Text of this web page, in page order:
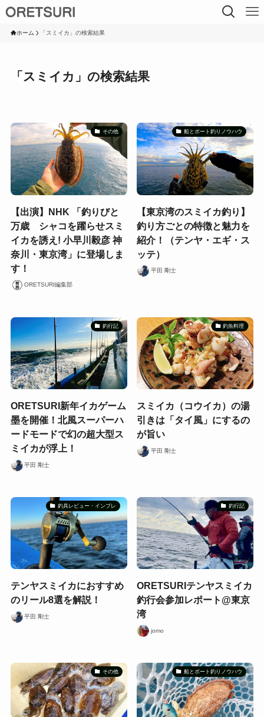
ホーム 「スミイカ」の検索結果
「スミイカ」の検索結果
その他
【出演】NHK 「釣りびと
万歳 シャコを躍らせスミ
イカを誘え! 小早川毅彦 神
奈川・東京湾」に登場しま
す！
ORETSURI編集部
船とボート釣りノウハウ
【東京湾のスミイカ釣り】
釣り方ごとの特徴と魅力を
紹介！（テンヤ・エギ・ス
ッテ）
平田 剛士
釣行記
ORETSURI新年イカゲーム
墨を開催！北風スーパーハ
ードモードで幻の超大型ス
ミイカが浮上！
平田 剛士
釣魚料理
スミイカ（コウイカ）の湯
引きは「タイ風」にするの
が旨い
平田 剛士
釣具レビュー・インプレ
テンヤスミイカにおすすめ
のリール8選を解説！
平田 剛士
釣行記
ORETSURIテンヤスミイカ
釣行会参加レポート@東京
湾
jomo
その他 船とボート釣りノウハウ